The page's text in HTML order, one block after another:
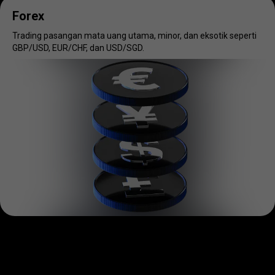
Forex
Trading pasangan mata uang utama, minor, dan eksotik seperti
GBP/USD, EUR/CHF, dan USD/SGD.